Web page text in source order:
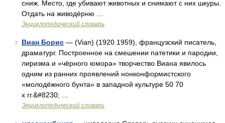
сниж. Место, где убивают животных и снимают с них шкуры.
Отдать на живодёрню …
Энциклопедический словарь
7 Виан Борис — (Vian) (1920 1959), французский писатель,
драматург. Построенное на смешении патетики и пародии,
лиризма и «чёрного юмора» творчество Виана явилось
одним из ранних проявлений нонконформистского
«молодёжного бунта» в западной культуре 50 70
х гг.&#8230; …
Энциклопедический словарь